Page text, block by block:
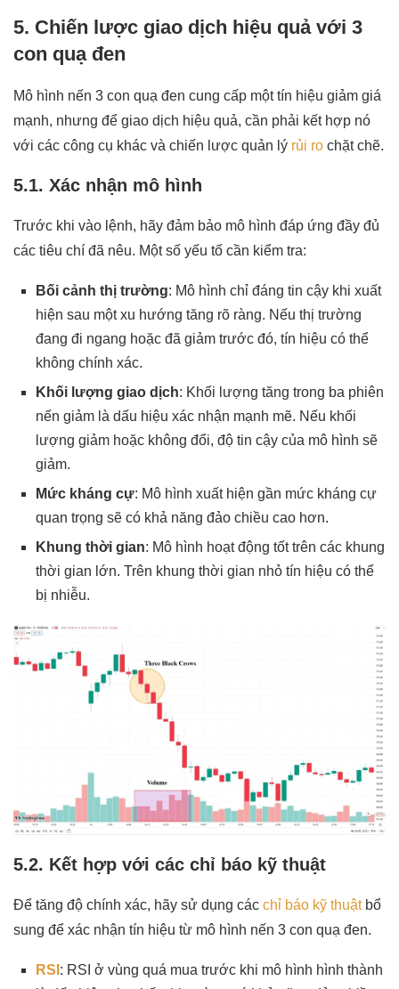
5. Chiến lược giao dịch hiệu quả với 3
con quạ đen
Mô hình nến 3 con quạ đen cung cấp một tín hiệu giảm giá
mạnh, nhưng để giao dịch hiệu quả, cần phải kết hợp nó
với các công cụ khác và chiến lược quản lý rủi ro chặt chẽ.
5.1. Xác nhận mô hình
Trước khi vào lệnh, hãy đảm bảo mô hình đáp ứng đầy đủ
các tiêu chí đã nêu. Một số yếu tố cần kiểm tra:
Bối cảnh thị trường: Mô hình chỉ đáng tin cậy khi xuất
hiện sau một xu hướng tăng rõ ràng. Nếu thị trường
đang đi ngang hoặc đã giảm trước đó, tín hiệu có thể
không chính xác.
Khối lượng giao dịch: Khối lượng tăng trong ba phiên
nến giảm là dấu hiệu xác nhận mạnh mẽ. Nếu khối
lượng giảm hoặc không đổi, độ tin cậy của mô hình sẽ
giảm.
Mức kháng cự: Mô hình xuất hiện gần mức kháng cự
quan trọng sẽ có khả năng đảo chiều cao hơn.
Khung thời gian: Mô hình hoạt động tốt trên các khung
thời gian lớn. Trên khung thời gian nhỏ tín hiệu có thể
bị nhiễu.
5.2. Kết hợp với các chỉ báo kỹ thuật
Để tăng độ chính xác, hãy sử dụng các chỉ báo kỹ thuậtbổ
sung để xác nhận tín hiệu từ mô hình nến 3 con quạ đen.
RSI : RSI ở vùng quá mua trước khi mô hình hình thành